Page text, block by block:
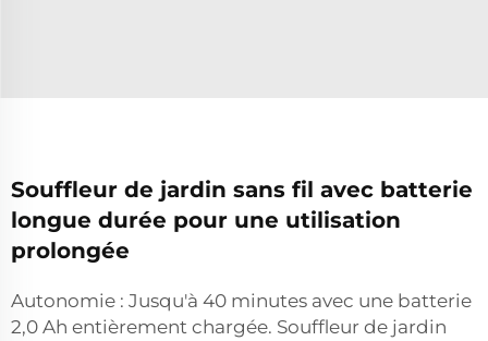
Souffleur de jardin sans fil avec batterie
longue durée pour une utilisation
prolongée
Autonomie : Jusqu'à 40 minutes avec une batterie
2,0 Ah entièrement chargée. Souffleur de jardin